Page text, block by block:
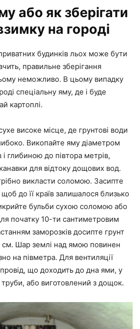
або як зберігати
на городі
будинків льох може бути
правильне зберігання
неможливо. В цьому випадку
спеціальну яму, де і буде
картоплі.
високе місце, де грунтові води
Викопайте яму діаметром
глибиною до півтора метрів,
для відтоку дощових вод.
викласти соломою. Засипте
до її країв залишалося близько
бульби сухою соломою або
початку 10-ти сантиметровим
заморозків досипте грунт
Шар землі над ямою повинен
на півметра. Для вентиляції
що доходить до дна ями, у
труби, або виготовлений з дощок.